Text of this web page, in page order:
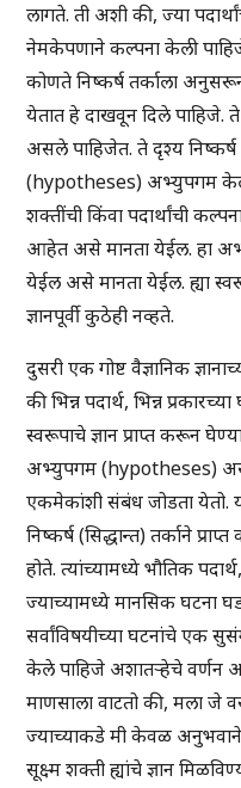
लागते. ती अशी की, ज्या
नेमकेपणाने कल्पना केली पाहिजे.
कोणते निष्कर्ष तर्काला
येतात हे दाखवून दिले
असले पाहिजेत. ते दृश्य
(hypotheses) अभ्युपगम केले
शक्तींची किंवा पदार्थांची
आहेत असे मानता येईल. हा
येईल असे मानता येईल. ह्या
ज्ञानपूर्वी कुठेही नव्हते.
दुसरी एक गोष्ट वैज्ञानिक
की भिन्न पदार्थ, भिन्न
स्वरूपाचे ज्ञान प्राप्त करून
अभ्युपगम (hypotheses)
एकमेकांशी संबंध जोडता येतो.
निष्कर्ष (सिद्धान्त) तर्काने
होते. त्यांच्यामध्ये भौतिक
ज्याच्यामध्ये मानसिक घटना
सर्वांविषयीच्या घटनांचे एक
केले पाहिजे अशातऱ्हेचे वर्णन
माणसाला वाटतो की, मला जे
ज्याच्याकडे मी केवळ अनुभवाने
सूक्ष्म शक्ती ह्यांचे ज्ञान